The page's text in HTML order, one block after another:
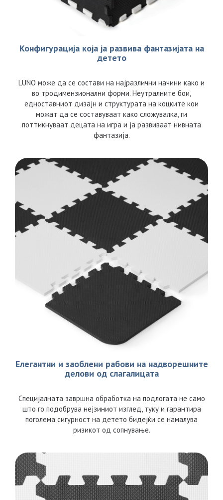
Конфигурација која ја развива фантазијата на
детето
LUNO може да се состави на најразлични начини како и
во тродимензионални форми. Неутралните бои,
едноставниот дизајн и структурата на коцките кои
можат да се составуваат како сложувалка, ги
поттикнуваат децата на игра и ја развиваат нивната
фантазија.
Елегантни и заоблени рабови на надворешните
делови од слагалицата
Специјалната завршна обработка на подлогата не само
што го подобрува нејзиниот изглед, туку и гарантира
поголема сигурност на детето бидејќи се намалува
ризикот од сопнување.